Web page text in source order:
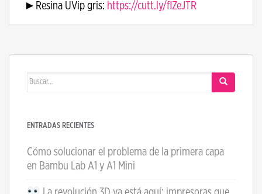
►Resina UVip gris: https://cutt.ly/flZeJTR
Buscar:
ENTRADAS RECIENTES
Cómo solucionar el problema de la primera capa
en Bambu Lab A1 y A1 Mini